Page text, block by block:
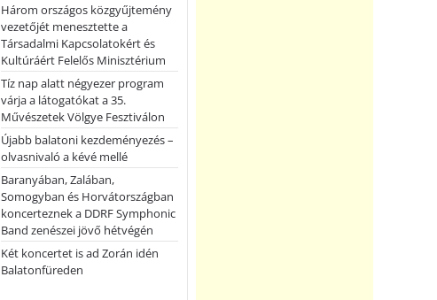
Három országos közgyűjtemény
vezetőjét menesztette a
Társadalmi Kapcsolatokért és
Kultúráért Felelős Minisztérium
Tíz nap alatt négyezer program
várja a látogatókat a 35.
Művészetek Völgye Fesztiválon
Újabb balatoni kezdeményezés –
olvasnivaló a kévé mellé
Baranyában, Zalában,
Somogyban és Horvátországban
koncerteznek a DDRF Symphonic
Band zenészei jövő hétvégén
Két koncertet is ad Zorán idén
Balatonfüreden